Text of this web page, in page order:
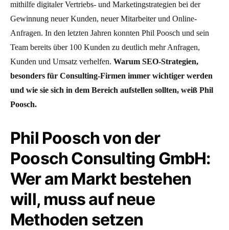
mithilfe digitaler Vertriebs- und Marketingstrategien bei der
Gewinnung neuer Kunden, neuer Mitarbeiter und Online-
Anfragen. In den letzten Jahren konnten Phil Poosch und sein
Team bereits über 100 Kunden zu deutlich mehr Anfragen,
Kunden und Umsatz verhelfen. Warum SEO-Strategien,
besonders für Consulting-Firmen immer wichtiger werden
und wie sie sich in dem Bereich aufstellen sollten, weiß Phil
Poosch.
Phil Poosch von der
Poosch Consulting GmbH:
Wer am Markt bestehen
will, muss auf neue
Methoden setzen